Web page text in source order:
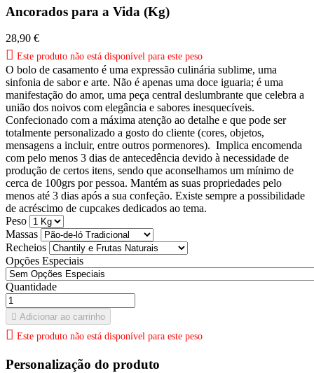
Ancorados para a Vida (Kg)
28,90 €
 Este produto não está disponível para este peso
O bolo de casamento é uma expressão culinária sublime, uma
sinfonia de sabor e arte. Não é apenas uma doce iguaria; é uma
manifestação do amor, uma peça central deslumbrante que celebra a
união dos noivos com elegância e sabores inesquecíveis.
Confecionado com a máxima atenção ao detalhe e que pode ser
totalmente personalizado a gosto do cliente (cores, objetos,
mensagens a incluir, entre outros pormenores). Implica encomenda
com pelo menos 3 dias de antecedência devido à necessidade de
produção de certos itens, sendo que aconselhamos um mínimo de
cerca de 100grs por pessoa. Mantém as suas propriedades pelo
menos até 3 dias após a sua confeção. Existe sempre a possibilidade
de acréscimo de cupcakes dedicados ao tema.
Peso
Massas
Recheios
Opções Especiais
Quantidade
 Adicionar ao carrinho
 Este produto não está disponível para este peso
Personalização do produto